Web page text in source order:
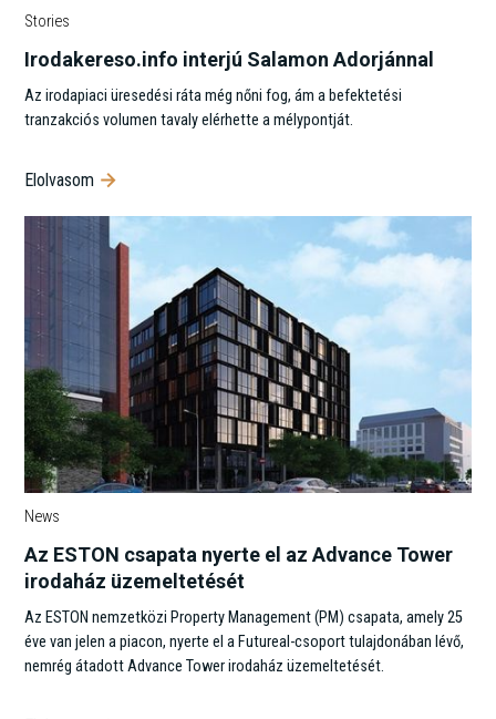
Stories
Irodakereso.info interjú Salamon Adorjánnal
Az irodapiaci üresedési ráta még nőni fog, ám a befektetési
tranzakciós volumen tavaly elérhette a mélypontját.
Elolvasom
News
Az ESTON csapata nyerte el az Advance Tower
irodaház üzemeltetését
Az ESTON nemzetközi Property Management (PM) csapata, amely 25
éve van jelen a piacon, nyerte el a Futureal-csoport tulajdonában lévő,
nemrég átadott Advance Tower irodaház üzemeltetését.